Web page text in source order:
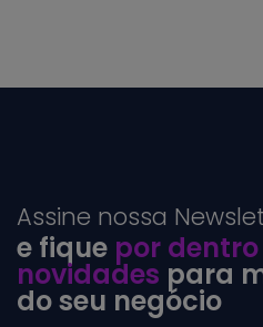
Assine nossa
e fique por
novidades para
do seu negócio